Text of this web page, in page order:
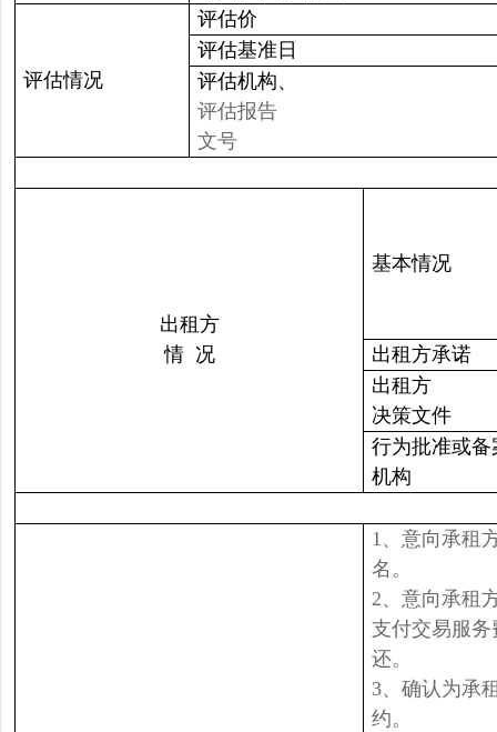
评估情况
评估价
评估基准日
评估机构、
评估报告
文号
出租方
情 况
基本情况
出租方承诺
出租方
决策文件
行为批准或备
机构
1、意向承租
名。
2、意向承租
支付交易服
还。
3、确认为承
约。